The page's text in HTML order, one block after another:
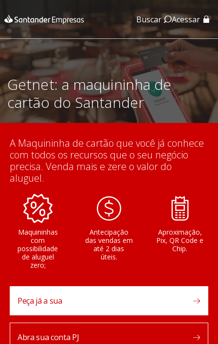
App Santander
App Santander Empresas
Buscar Acessar
Getnet: a maquininha de
cartão do Santander
A Maquininha de cartão que você já conhece
com todos os recursos que o seu negócio
precisa. Venda mais e zere o valor do
aluguel.
Maquininhas
com
possibilidade
de aluguel
zero;
Antecipação
das vendas em
até 2 dias
úteis.
Aproximação,
Pix, QR Code e
Chip.
Abra sua conta PJ
Peça já a sua